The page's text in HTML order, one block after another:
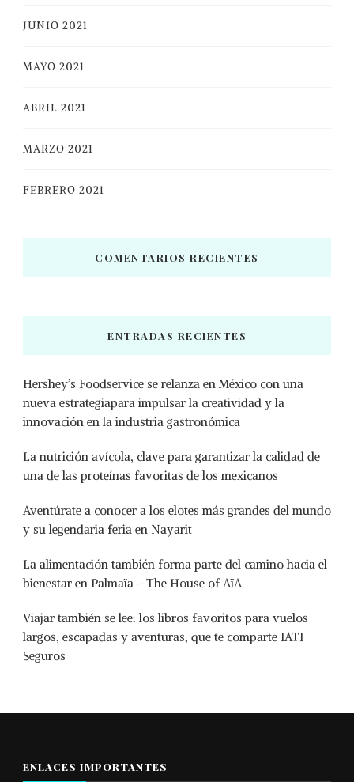
JUNIO 2021
MAYO 2021
ABRIL 2021
MARZO 2021
FEBRERO 2021
COMENTARIOS RECIENTES
ENTRADAS RECIENTES
Hershey’s Foodservice se relanza en México con una
nueva estrategiapara impulsar la creatividad y la
innovación en la industria gastronómica
La nutrición avícola, clave para garantizar la calidad de
una de las proteínas favoritas de los mexicanos
Aventúrate a conocer a los elotes más grandes del mundo
y su legendaria feria en Nayarit
La alimentación también forma parte del camino hacia el
bienestar en Palmaïa – The House of AïA
Viajar también se lee: los libros favoritos para vuelos
largos, escapadas y aventuras, que te comparte IATI
Seguros
ENLACES IMPORTANTES